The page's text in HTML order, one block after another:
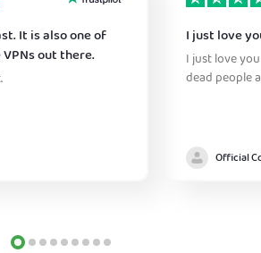
It is also one of
out there.
I just love
I just love
dead people